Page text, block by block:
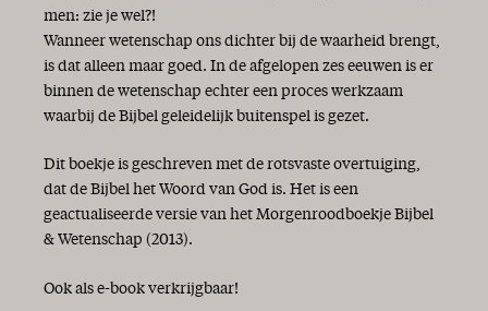
men: zie je wel?!
Wanneer wetenschap ons dichter bij de waarheid brengt,
is dat alleen maar goed. In de afgelopen zes eeuwen is er
binnen de wetenschap echter een proces werkzaam
waarbij de Bijbel geleidelijk buitenspel is gezet.
Dit boekje is geschreven met de rotsvaste overtuiging,
dat de Bijbel het Woord van God is. Het is een
geactualiseerde versie van het Morgenroodboekje Bijbel
& Wetenschap (2013).
Ook als e-book verkrijgbaar!